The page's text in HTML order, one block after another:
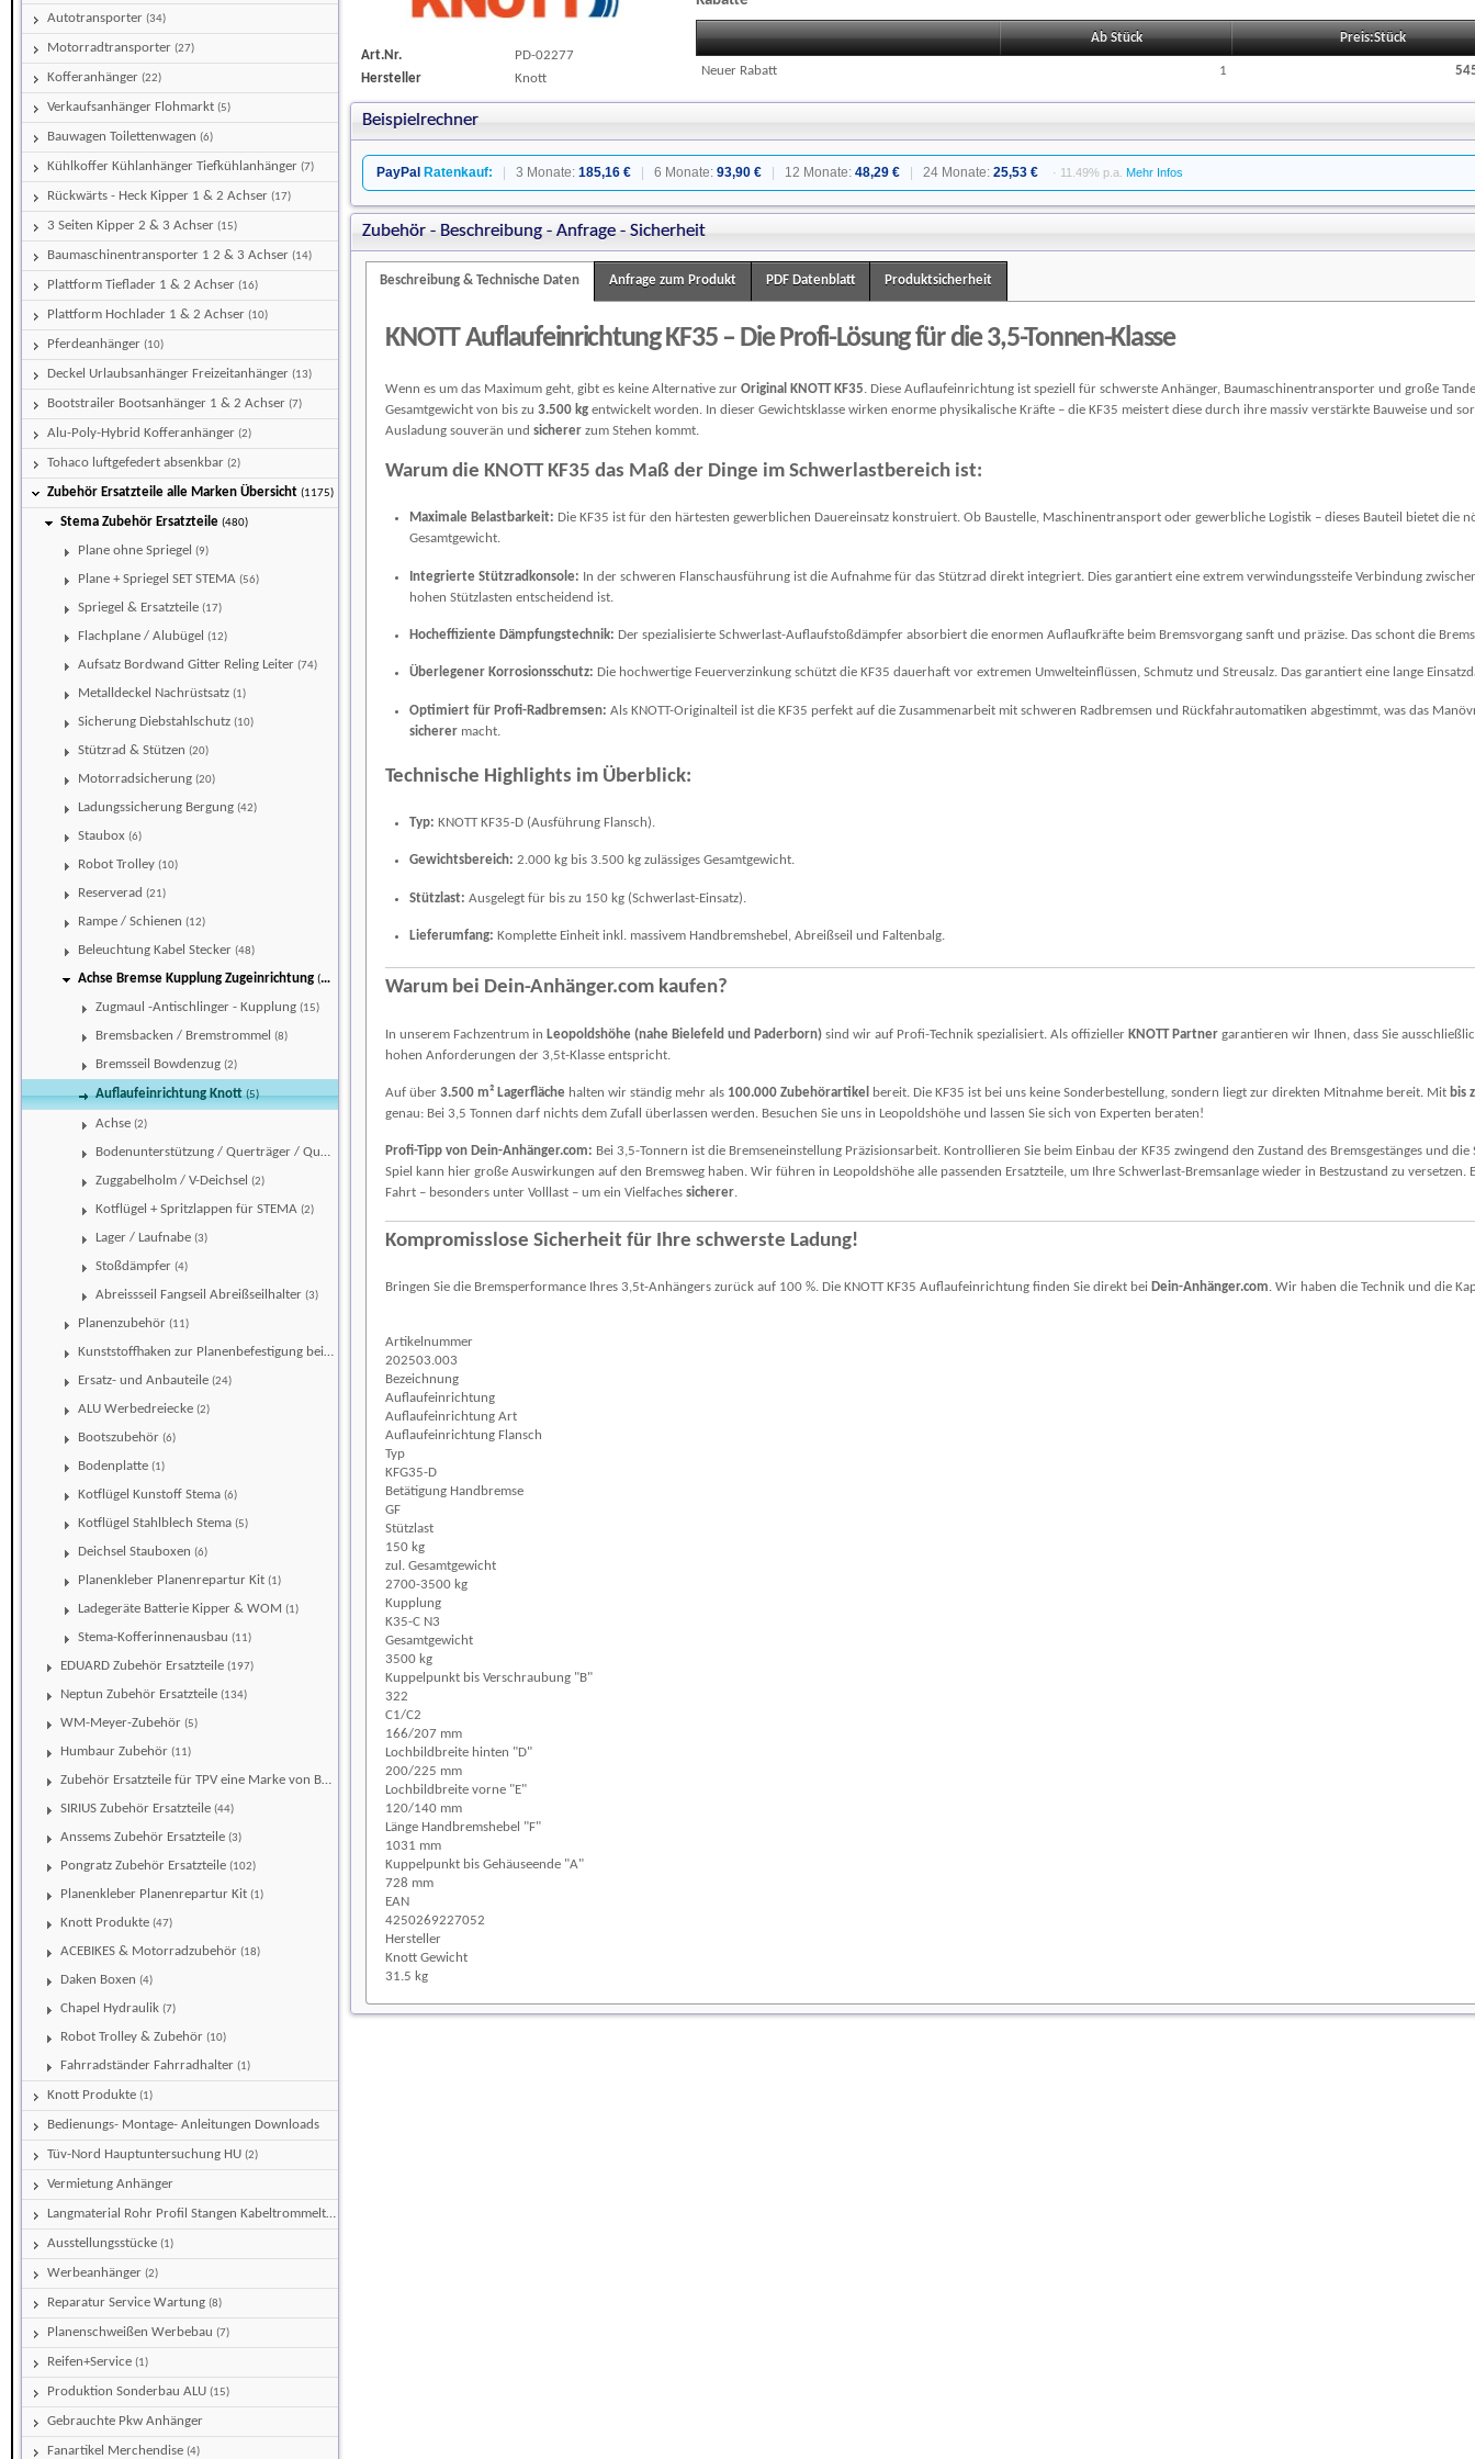
Autotransporter (34)
Motorradtransporter (27)
Kofferanhänger (22)
Verkaufsanhänger Flohmarkt (5)
Bauwagen Toilettenwagen (6)
Kühlkoffer Kühlanhänger Tiefkühlanhänger (7)
Rückwärts - Heck Kipper 1 & 2 Achser (17)
3 Seiten Kipper 2 & 3 Achser (15)
Baumaschinentransporter 1 2 & 3 Achser (14)
Plattform Tieflader 1 & 2 Achser (16)
Plattform Hochlader 1 & 2 Achser (10)
Pferdeanhänger (10)
Deckel Urlaubsanhänger Freizeitanhänger (13)
Bootstrailer Bootsanhänger 1 & 2 Achser (7)
Alu-Poly-Hybrid Kofferanhänger (2)
Tohaco luftgefedert absenkbar (2)
Zubehör Ersatzteile alle Marken Übersicht (1175)
Stema Zubehör Ersatzteile (480)
Plane ohne Spriegel (9)
Plane + Spriegel SET STEMA (56)
Spriegel & Ersatzteile (17)
Flachplane / Alubügel (12)
Aufsatz Bordwand Gitter Reling Leiter (74)
Metalldeckel Nachrüstsatz (1)
Sicherung Diebstahlschutz (10)
Stützrad & Stützen (20)
Motorradsicherung (20)
Ladungssicherung Bergung (42)
Staubox (6)
Robot Trolley (10)
Reserverad (21)
Rampe / Schienen (12)
Beleuchtung Kabel Stecker (48)
Achse Bremse Kupplung Zugeinrichtung (47)
Zugmaul -Antischlinger - Kupplung (15)
Bremsbacken / Bremstrommel (8)
Bremsseil Bowdenzug (2)
Auflaufeinrichtung Knott(5)
Achse (2)
Bodenunterstützung / Querträger / Quertraverse (1)
Zuggabelholm / V-Deichsel (2)
Kotflügel + Spritzlappen für STEMA (2)
Lager / Laufnabe (3)
Stoßdämpfer (4)
Abreissseil Fangseil Abreißseilhalter (3)
Planenzubehör (11)
Kunststoffhaken zur Planenbefestigung bei einer Aluminiumbeplankung
Ersatz- und Anbauteile (24)
ALU Werbedreiecke (2)
Bootszubehör (6)
Bodenplatte (1)
Kotflügel Kunstoff Stema (6)
Kotflügel Stahlblech Stema (5)
Deichsel Stauboxen (6)
Planenkleber Planenrepartur Kit (1)
Ladegeräte Batterie Kipper & WOM (1)
Stema-Kofferinnenausbau (11)
EDUARD Zubehör Ersatzteile (197)
Neptun Zubehör Ersatzteile (134)
WM-Meyer-Zubehör (5)
Humbaur Zubehör (11)
Zubehör Ersatzteile für TPV eine Marke von Böckmann
SIRIUS Zubehör Ersatzteile (44)
Anssems Zubehör Ersatzteile (3)
Pongratz Zubehör Ersatzteile (102)
Planenkleber Planenrepartur Kit (1)
Knott Produkte (47)
ACEBIKES & Motorradzubehör (18)
Daken Boxen (4)
Chapel Hydraulik (7)
Robot Trolley & Zubehör (10)
Fahrradständer Fahrradhalter (1)
Knott Produkte (1)
Bedienungs- Montage- Anleitungen Downloads
Tüv-Nord Hauptuntersuchung HU (2)
Vermietung Anhänger
Langmaterial Rohr Profil Stangen Kabeltrommeltransporter
Ausstellungsstücke (1)
Werbeanhänger (2)
Reparatur Service Wartung (8)
Planenschweißen Werbebau (7)
Reifen+Service (1)
Produktion Sonderbau ALU (15)
Gebrauchte Pkw Anhänger
Fanartikel Merchendise (4)
Art.Nr.
PD-02277
Hersteller
Knott
Ab Stück Preis:Stück
Neuer Rabatt 1
Beispielrechner
PayPal Ratenkauf: 3 Monate: 185,16 € 6 Monate: 93,90 € 12 Monate: 48,29 € 24 Monate: 25,53 € · 11.49% p.a. Mehr Infos
Zubehör - Beschreibung - Anfrage - Sicherheit
Beschreibung & Technische Daten Anfrage zum Produkt PDF Datenblatt Produktsicherheit
KNOTT Auflaufeinrichtung KF35 – Die Profi-Lösung für die 3,5-Tonnen-Klasse
Wenn es um das Maximum geht, gibt es keine Alternative zurOriginal KNOTT KF35. Diese Auflaufeinrichtung ist speziell für schwerste Anhänger, Baumaschinentransporter und große
Gesamtgewicht von bis zu3.500 kg entwickelt worden. In dieser Gewichtsklasse wirken enorme physikalische Kräfte – die KF35 meistert diese durch ihre massiv verstärkte Bauweise und
Ausladung souverän undsicherer zum Stehen kommt.
Warum die KNOTT KF35 das Maß der Dinge im Schwerlastbereich ist:
Maximale Belastbarkeit: Die KF35 ist für den härtesten gewerblichen Dauereinsatz konstruiert. Ob Baustelle, Maschinentransport oder gewerbliche Logistik – dieses Bauteil bietet die
Gesamtgewicht.
Integrierte Stützradkonsole: In der schweren Flanschausführung ist die Aufnahme für das Stützrad direkt integriert. Dies garantiert eine extrem verwindungssteife Verbindung
hohen Stützlasten entscheidend ist.
Hocheffiziente Dämpfungstechnik: Der spezialisierte Schwerlast-Auflaufstoßdämpfer absorbiert die enormen Auflaufkräfte beim Bremsvorgang sanft und präzise. Das schont die
Überlegener Korrosionsschutz: Die hochwertige Feuerverzinkung schützt die KF35 dauerhaft vor extremen Umwelteinflüssen, Schmutz und Streusalz. Das garantiert eine lange
Optimiert für Profi-Radbremsen: Als KNOTT-Originalteil ist die KF35 perfekt auf die Zusammenarbeit mit schweren Radbremsen und Rückfahrautomatiken abgestimmt, was das
sicherermacht.
Technische Highlights im Überblick:
Typ: KNOTT KF35-D (Ausführung Flansch).
Gewichtsbereich: 2.000 kg bis 3.500 kg zulässiges Gesamtgewicht.
Stützlast: Ausgelegt für bis zu 150 kg (Schwerlast-Einsatz).
Lieferumfang: Komplette Einheit inkl. massivem Handbremshebel, Abreißseil und Faltenbalg.
Warum bei Dein-Anhänger.com kaufen?
In unserem Fachzentrum in Leopoldshöhe (nahe Bielefeld und Paderborn) sind wir auf Profi-Technik spezialisiert. Als offizieller KNOTT Partner garantieren wir Ihnen, dass Sie
hohen Anforderungen der 3,5t-Klasse entspricht.
Auf über3.500 m² Lagerfläche halten wir ständig mehr als 100.000 Zubehörartikel bereit. Die KF35 ist bei uns keine Sonderbestellung, sondern liegt zur direkten Mitnahme bereit. Mit bis
genau: Bei 3,5 Tonnen darf nichts dem Zufall überlassen werden. Besuchen Sie uns in Leopoldshöhe und lassen Sie sich von Experten beraten!
Profi-Tipp von Dein-Anhänger.com: Bei 3,5-Tonnern ist die Bremseneinstellung Präzisionsarbeit. Kontrollieren Sie beim Einbau der KF35 zwingend den Zustand des Bremsgestänges und
Spiel kann hier große Auswirkungen auf den Bremsweg haben. Wir führen in Leopoldshöhe alle passenden Ersatzteile, um Ihre Schwerlast-Bremsanlage wieder in Bestzustand zu versetzen.
Fahrt – besonders unter Volllast – um ein Vielfachessicherer.
Kompromisslose Sicherheit für Ihre schwerste Ladung!
Bringen Sie die Bremsperformance Ihres 3,5t-Anhängers zurück auf 100 %. Die KNOTT KF35 Auflaufeinrichtung finden Sie direkt bei Dein-Anhänger.com. Wir haben die Technik und die
Artikelnummer
202503.003
Bezeichnung
Auflaufeinrichtung
Auflaufeinrichtung Art
Auflaufeinrichtung Flansch
Typ
KFG35-D
Betätigung Handbremse
GF
Stützlast
150 kg
zul. Gesamtgewicht
2700-3500 kg
Kupplung
K35-C N3
Gesamtgewicht
3500 kg
Kuppelpunkt bis Verschraubung "B"
322
C1/C2
166/207 mm
Lochbildbreite hinten "D"
200/225 mm
Lochbildbreite vorne "E"
120/140 mm
Länge Handbremshebel "F"
1031 mm
Kuppelpunkt bis Gehäuseende "A"
728 mm
EAN
4250269227052
Hersteller
KnottGewicht
31.5 kg